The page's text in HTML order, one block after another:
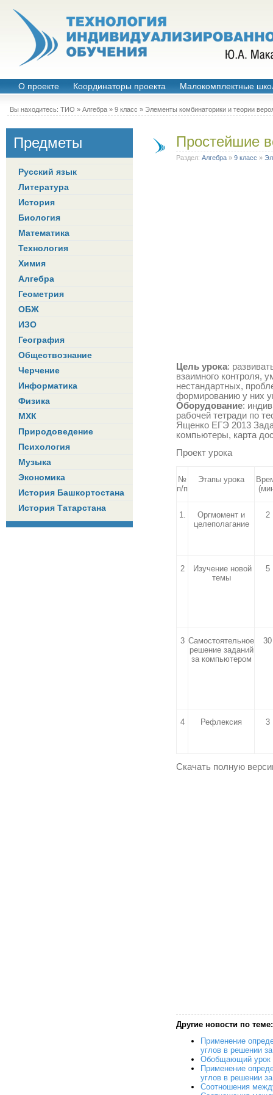
О проекте Координаторы проекта Малокомплектные
Вы находитесь: ТИО » Алгебра » 9 класс » Элементы комбинаторики и теории
Предметы
Русский язык
Литература
История
Биология
Математика
Технология
Химия
Алгебра
Геометрия
ОБЖ
ИЗО
География
Обществознание
Черчение
Информатика
Физика
МХК
Природоведение
Психология
Музыка
Экономика
История Башкортостана
История Татарстана
Простейшие
Раздел: Алгебра » 9 класс »
Цель урока:
взаимного контроля,
нестандартных,
формированию у них
Оборудование:
рабочей тетради по
Ященко ЕГЭ 2013
компьютеры, карта
Проект урока
№
п/п
Этапы урока
1.
Оргмомент и
целеполагание
2
2
Изучение новой
темы
5
3 Самостоятельное
решение заданий
за компьютером
30
4 Рефлексия 3
Скачать полную
Другие новости по теме:
Применение
углов в решении
Обобщающий урок
Применение
углов в решении
Соотношения